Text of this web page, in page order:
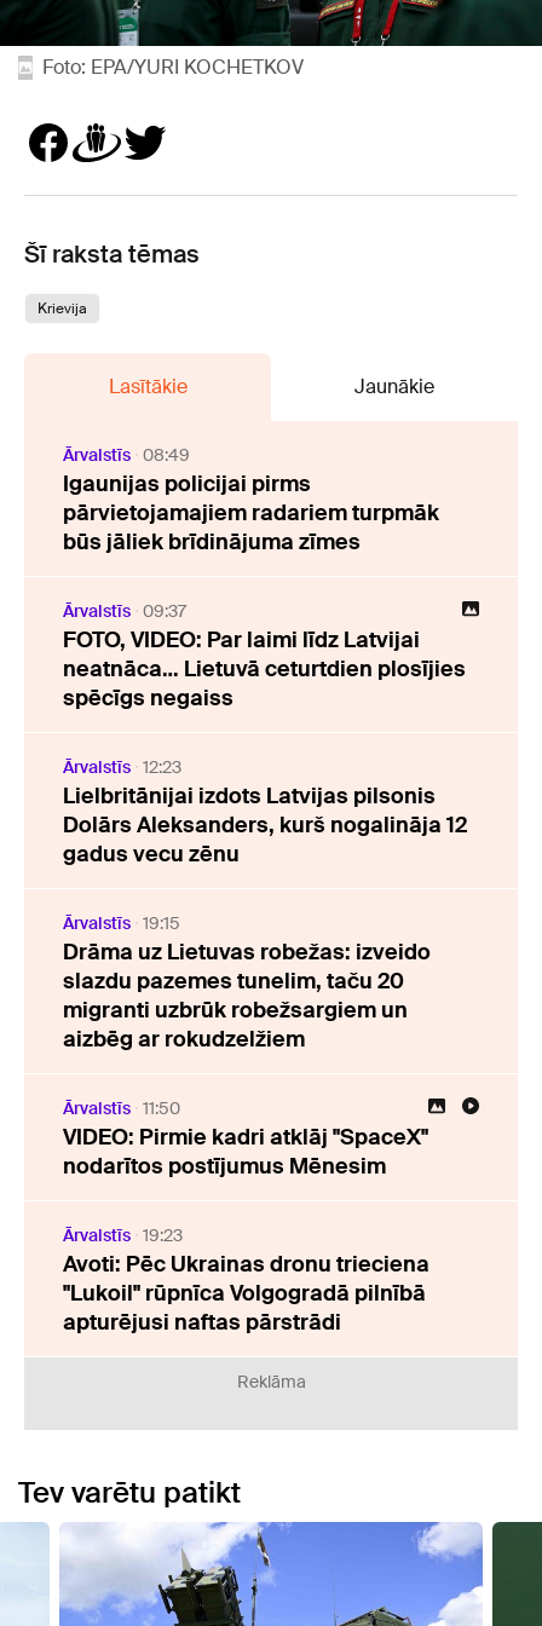
Foto: EPA/YURI KOCHETKOV
Šī raksta tēmas
Krievija
Lasītākie Jaunākie
Ārvalstīs 08:49
Igaunijas policijai pirms
pārvietojamajiem radariem turpmāk
būs jāliek brīdinājuma zīmes
Ārvalstīs 09:37
FOTO, VIDEO: Par laimi līdz Latvijai
neatnāca… Lietuvā ceturtdien plosījies
spēcīgs negaiss
Ārvalstīs 12:23
Lielbritānijai izdots Latvijas pilsonis
Dolārs Aleksanders, kurš nogalināja 12
gadus vecu zēnu
Ārvalstīs 19:15
Drāma uz Lietuvas robežas: izveido
slazdu pazemes tunelim, taču 20
migranti uzbrūk robežsargiem un
aizbēg ar rokudzelžiem
Ārvalstīs 11:50
VIDEO: Pirmie kadri atklāj "SpaceX"
nodarītos postījumus Mēnesim
Ārvalstīs 19:23
Avoti: Pēc Ukrainas dronu trieciena
"Lukoil" rūpnīca Volgogradā pilnībā
apturējusi naftas pārstrādi
Reklāma
Tev varētu patikt